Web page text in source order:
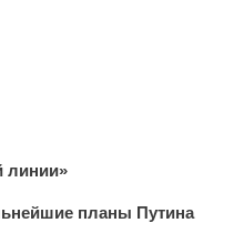
линии»
планы Путина